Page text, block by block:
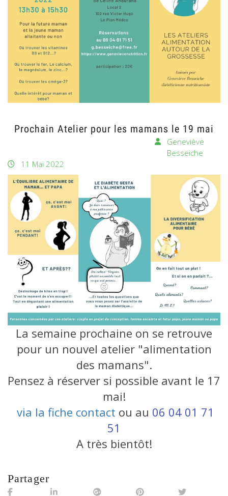
Prochain Atelier pour les mamans le 19 mai
Geneviève
Besseiche
11 Mai 2022
La semaine prochaine on se retrouve
pour un nouvel atelier "alimentation
des mamans".
Pensez à réserver si possible avant le 17
mai!
via la fiche contact ou au 06 04 01 71
51
A très bientôt!
Partager